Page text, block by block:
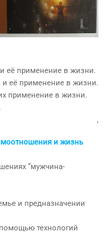
её применение в жизни.
её применение в жизни.
применение в жизни.
‘
и жизнь
“мужчина-
и предназначении
технологий